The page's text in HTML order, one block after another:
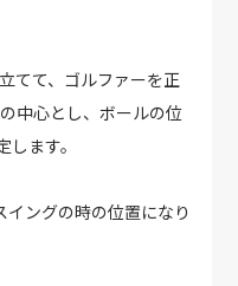
てて、ゴルファーを正
中心とし、ボールの位
ます。
ングの時の位置になり